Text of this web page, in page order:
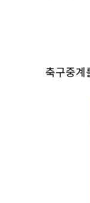
축구중계